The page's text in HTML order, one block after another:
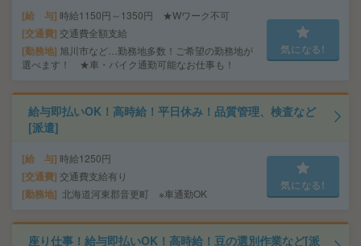
給 与 時給1150円～1350円 ★Wワーク不可
交通費 交通費全額支給
勤務地 旭川市など…勤務地多数！ご希望の勤務地が
選べます！ ★車・バイク通勤可能なお仕事も！
気になる!
給与即払いOK！高時給！平日休み！品質管理、検査など
[派遣]
給 与 時給1250円
交通費 交通費支給有り
勤務地 北海道河東郡音更町 ※車通勤OK
気になる!
座り仕事！給与即払いOK！高時給！豆の選別作業など[派